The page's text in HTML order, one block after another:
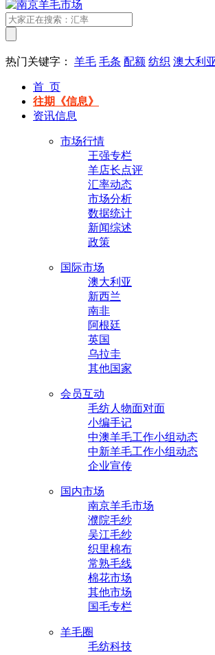
热门关键字： 羊毛 毛条 配额 纺织 澳大利亚
首 页
往期《信息》
资讯信息
市场行情
王强专栏
羊店长点评
汇率动态
市场分析
数据统计
新闻综述
政策
国际市场
澳大利亚
新西兰
南非
阿根廷
英国
乌拉圭
其他国家
会员互动
毛纺人物面对面
小编手记
中澳羊毛工作小组动态
中新羊毛工作小组动态
企业宣传
国内市场
南京羊毛市场
濮院毛纱
吴江毛纱
织里棉布
常熟毛线
棉花市场
其他市场
国毛专栏
羊毛圈
毛纺科技